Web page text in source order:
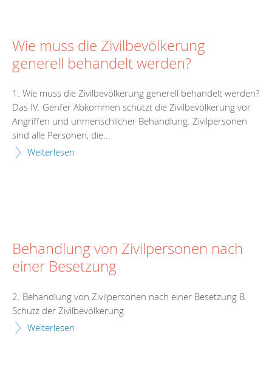
Wie muss die Zivilbevölkerung
generell behandelt werden?
1. Wie muss die Zivilbevölkerung generell behandelt werden?
Das IV. Genfer Abkommen schützt die Zivilbevölkerung vor
Angriffen und unmenschlicher Behandlung. Zivilpersonen
sind alle Personen, die...
Weiterlesen
Behandlung von Zivilpersonen nach
einer Besetzung
2. Behandlung von Zivilpersonen nach einer Besetzung B.
Schutz der Zivilbevölkerung
Weiterlesen